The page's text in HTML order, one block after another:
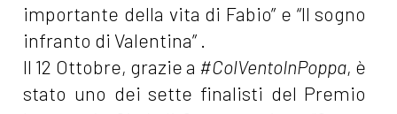
importante della vita di Fabio” e “Il sogno
infranto di Valentina” .
Il 12 Ottobre, grazie a #ColVentoInPoppa, è
stato uno dei sette finalisti del Premio